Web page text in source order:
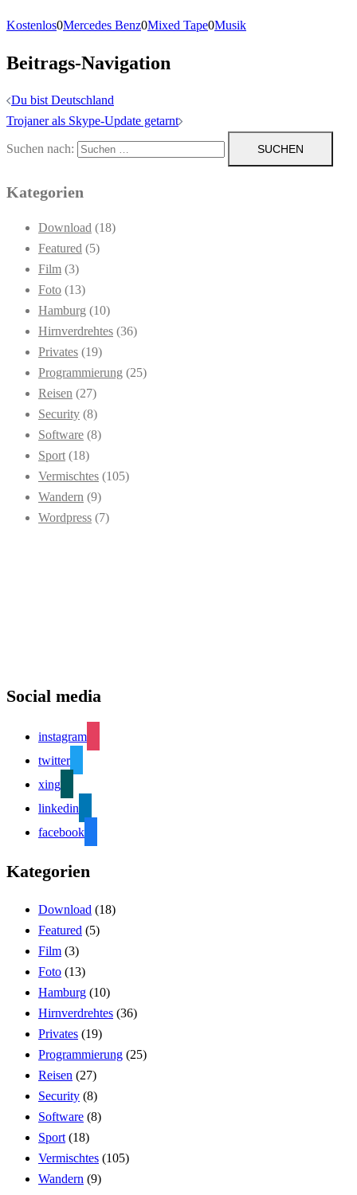
Kostenlos0Mercedes Benz0Mixed Tape0Musik
Beitrags-Navigation
Du bist Deutschland
Trojaner als Skype-Update getarnt
Suchen nach:
Kategorien
Download (18)
Featured (5)
Film (3)
Foto (13)
Hamburg (10)
Hirnverdrehtes (36)
Privates (19)
Programmierung (25)
Reisen (27)
Security (8)
Software (8)
Sport (18)
Vermischtes (105)
Wandern (9)
Wordpress (7)
Social media
instagram
twitter
xing
linkedin
facebook
Kategorien
Download (18)
Featured (5)
Film (3)
Foto (13)
Hamburg (10)
Hirnverdrehtes (36)
Privates (19)
Programmierung (25)
Reisen (27)
Security (8)
Software (8)
Sport (18)
Vermischtes (105)
Wandern (9)